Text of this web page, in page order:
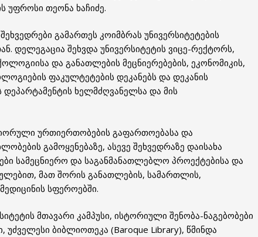
უფროსი თეონა ხაჩიძე.
გამართეს კოიმბრას უნივერსიტეტების
დელეგაცია შეხვდა უნივერსიტეტის ვიცე-რექტორს,
და განათლების მეცნიერებების, ეკონომიკის,
ფაკულტეტების დეკანებს და დეკანის
ხელმძღვანელსა და მის
ურთიერთობების გაფართოებასა და
გამოყენებაზე, ასევე შეხვედრაზე დაისახა
სამეცნიერო და საგანმანათლებლო პროექტებისა და
მათ შორის განათლების, სამართლის,
სფეროებში.
მთავარი კამპუსი, ისტორიული შენობა-ნაგებობები
უძველესი ბიბლიოთეკა (Baroque Library), წმინდა